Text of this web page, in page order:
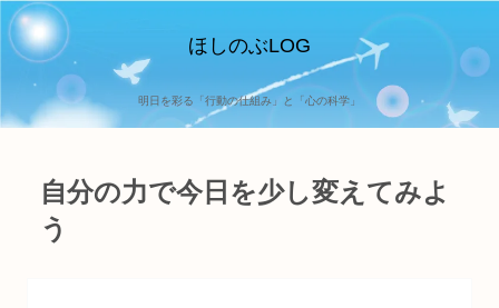
ほしのぶLOG
明日を彩る「行動の仕組み」と「心の科学」
自分の力で今日を少し変えてみよ
う